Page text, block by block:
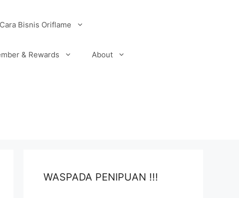
Cara Bisnis Oriflame
& Rewards About
WASPADA PENIPUAN !!!